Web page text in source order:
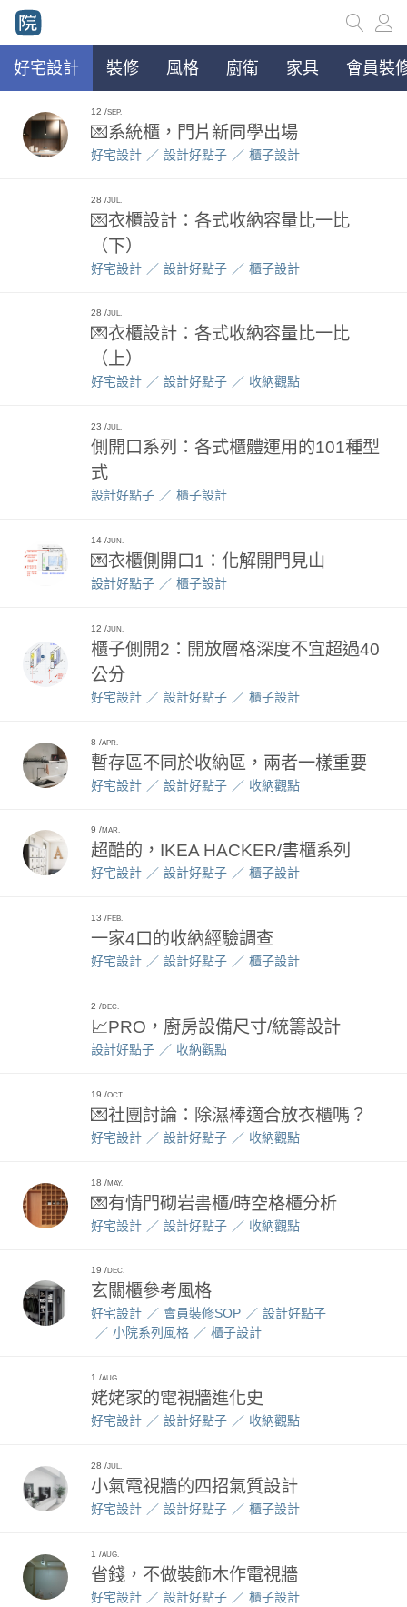
好宅設計 裝修 風格 廚衛 家具 會員裝
12 SEP.
💌系統櫃，門片新同學出場
好宅設計 設計好點子 櫃子設計
28 JUL.
💌衣櫃設計：各式收納容量比一比
（下）
好宅設計 設計好點子 櫃子設計
28 JUL.
💌衣櫃設計：各式收納容量比一比
（上）
好宅設計 設計好點子 收納觀點
23 JUL.
側開口系列：各式櫃體運用的101種型
式
設計好點子 櫃子設計
14 JUN.
💌衣櫃側開口1：化解開門見山
設計好點子 櫃子設計
12 JUN.
櫃子側開2：開放層格深度不宜超過40
公分
好宅設計 設計好點子 櫃子設計
8 APR.
暫存區不同於收納區，兩者一樣重要
好宅設計 設計好點子 收納觀點
9 MAR.
超酷的，IKEA HACKER/書櫃系列
好宅設計 設計好點子 櫃子設計
13 FEB.
一家4口的收納經驗調查
好宅設計 設計好點子 櫃子設計
2 DEC.
📈PRO，廚房設備尺寸/統籌設計
設計好點子 收納觀點
19 OCT.
💌社團討論：除濕棒適合放衣櫃嗎？
好宅設計 設計好點子 收納觀點
18 MAY.
💌有情門砌岩書櫃/時空格櫃分析
好宅設計 設計好點子 收納觀點
19 DEC.
玄關櫃參考風格
好宅設計 會員裝修SOP
設計好點子
小院系列風格
櫃子設計
1 AUG.
姥姥家的電視牆進化史
好宅設計 設計好點子 收納觀點
28 JUL.
小氣電視牆的四招氣質設計
好宅設計 設計好點子 櫃子設計
1 AUG.
省錢，不做裝飾木作電視牆
好宅設計 設計好點子 櫃子設計